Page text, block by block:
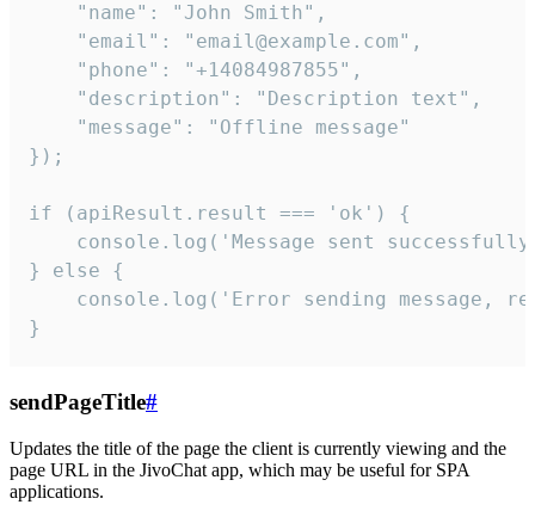
    "name": "John Smith",
    "email": "email@example.com",
    "phone": "+14084987855",
    "description": "Description text",
    "message": "Offline message"
});
if (apiResult.result === 'ok') {
console.log('Message sent
} else {
console.log('Error sending message,
}
sendPageTitle#
Updates the title of the page the client is currently viewing and the
page URL in the JivoChat app, which may be useful for SPA
applications.